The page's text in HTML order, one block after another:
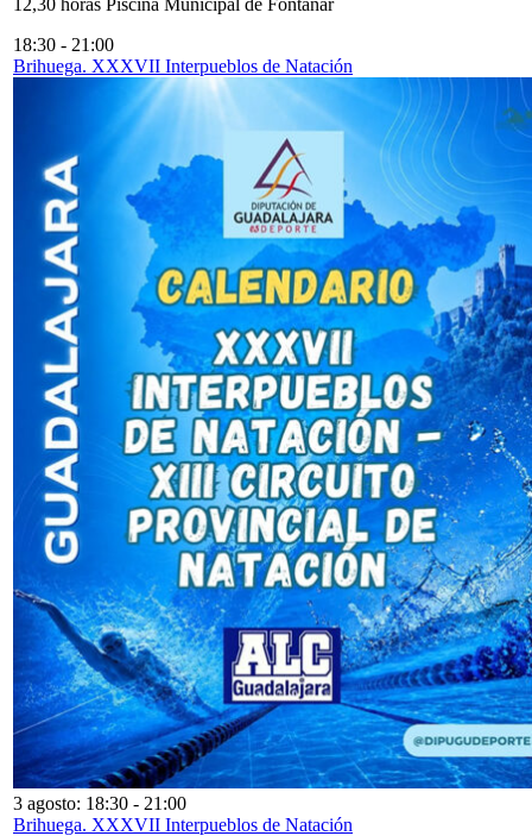
12,30 horas Piscina Municipal de Fontanar
18:30 - 21:00
Brihuega. XXXVII Interpueblos de Natación
3 agosto: 18:30 - 21:00
Brihuega. XXXVII Interpueblos de Natación